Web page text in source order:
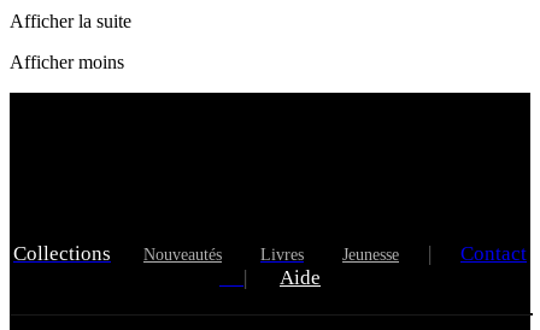
Afficher la suite
Afficher moins
Collections Nouveautés Livres Jeunesse |
Contact
|
Aide